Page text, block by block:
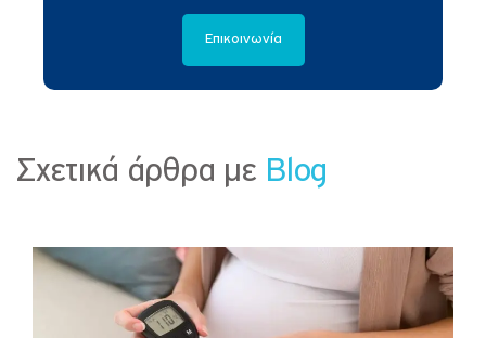
Επικοινωνία
Σχετικά άρθρα με Blog